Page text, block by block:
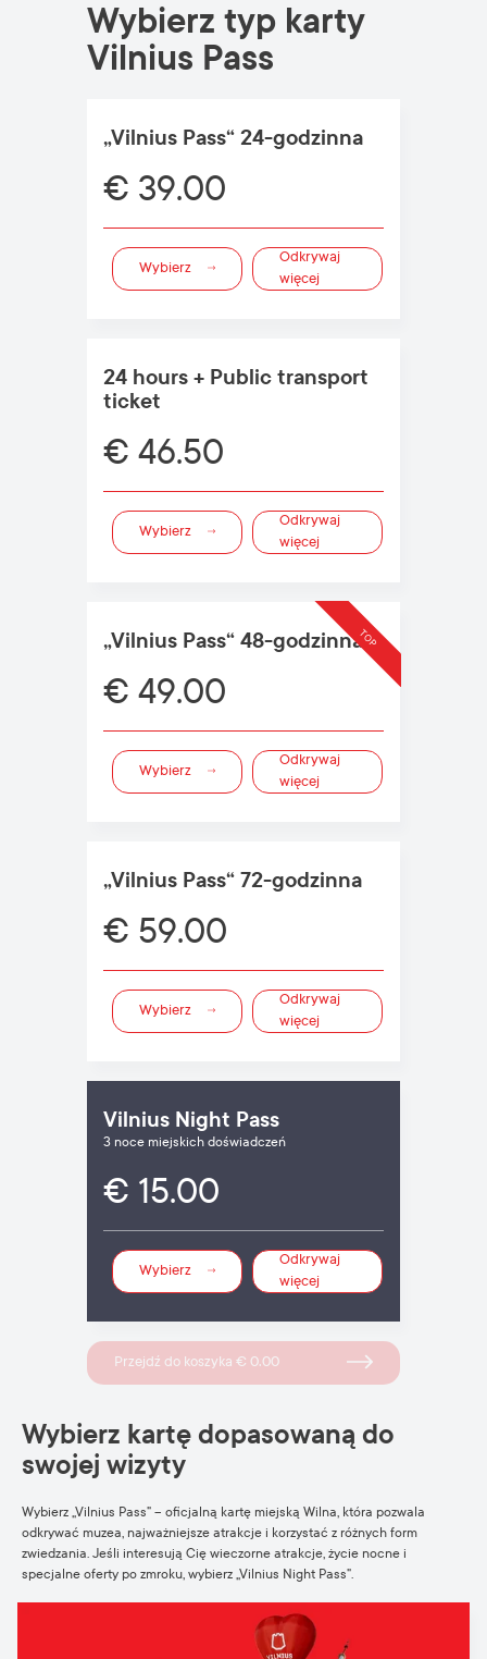
Wybierz typ karty
Vilnius Pass
„Vilnius Pass“ 24-godzinna
€ 39.00
Wybierz
Odkrywaj
więcej
24 hours + Public transport
ticket
€ 46.50
Wybierz
Odkrywaj
więcej
TOP
„Vilnius Pass“ 48-godzinna
€ 49.00
Wybierz
Odkrywaj
więcej
„Vilnius Pass“ 72-godzinna
€ 59.00
Wybierz
Odkrywaj
więcej
Vilnius Night Pass
3 noce miejskich doświadczeń
€ 15.00
Wybierz
Odkrywaj
więcej
Przejdź do koszyka € 0.00
Wybierz kartę dopasowaną do
swojej wizyty
Wybierz „Vilnius Pass” – oficjalną kartę miejską Wilna, która pozwala
odkrywać muzea, najważniejsze atrakcje i korzystać z różnych form
zwiedzania. Jeśli interesują Cię wieczorne atrakcje, życie nocne i
specjalne oferty po zmroku, wybierz „Vilnius Night Pass”.